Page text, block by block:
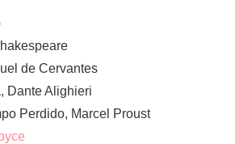
de Cervantes
Dante Alighieri
Perdido, Marcel Proust